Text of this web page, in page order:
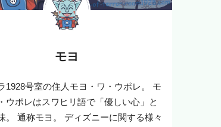
モヨ
1928号室の住人モヨ・ワ・ウポレ。 モ
ウポレはスワヒリ語で「優しい心」と
。 通称モヨ。 ディズニーに関する様々